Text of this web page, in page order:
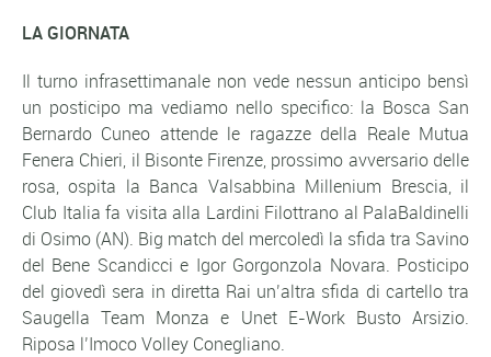
LA GIORNATA
Il turno infrasettimanale non vede nessun anticipo bensì
un posticipo ma vediamo nello specifico: la Bosca San
Bernardo Cuneo attende le ragazze della Reale Mutua
Fenera Chieri, il Bisonte Firenze, prossimo avversario delle
rosa, ospita la Banca Valsabbina Millenium Brescia, il
Club Italia fa visita alla Lardini Filottrano al PalaBaldinelli
di Osimo (AN). Big match del mercoledì la sfida tra Savino
del Bene Scandicci e Igor Gorgonzola Novara. Posticipo
del giovedì sera in diretta Rai un’altra sfida di cartello tra
Saugella Team Monza e Unet E-Work Busto Arsizio.
Riposa l’Imoco Volley Conegliano.